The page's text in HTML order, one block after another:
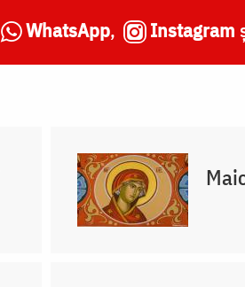
WhatsApp, Instagram